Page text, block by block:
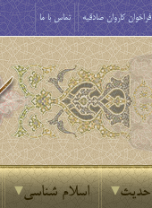
فراخوان کاروان صادقیه تماس با ما
حدیث اسلام شناسی